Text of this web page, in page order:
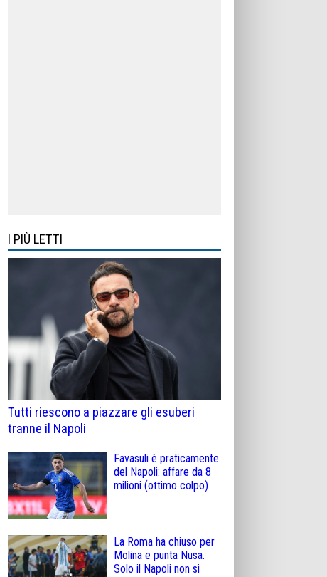
I PIÙ LETTI
Tutti riescono a piazzare gli esuberi
tranne il Napoli
Favasuli è praticamente
del Napoli: affare da 8
milioni (ottimo colpo)
La Roma ha chiuso per
Molina e punta Nusa.
Solo il Napoli non si